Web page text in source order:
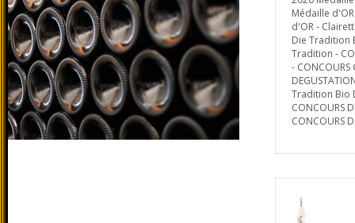
Médaille d'OR
d'OR -
Die Tradition
Tradition -
-
Tradition Bio
CONCOURS
CONCOURS